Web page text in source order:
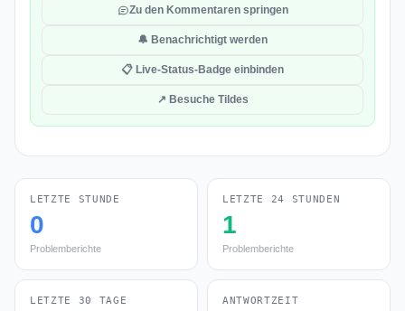
Zu den Kommentaren springen
🔔 Benachrichtigt werden
📋 Live-Status-Badge einbinden
↗ Besuche Tildes
LETZTE STUNDE
0
Problemberichte
LETZTE 24 STUNDEN
1
Problemberichte
LETZTE 30 TAGE ANTWORTZEIT